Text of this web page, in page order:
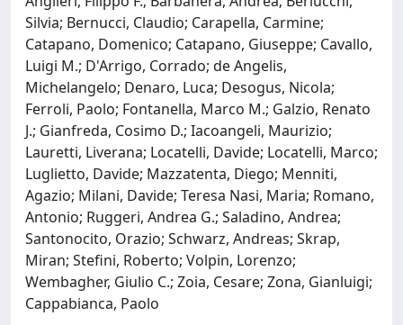
Silvia; Bernucci, Claudio; Carapella, Carmine;
Catapano, Domenico; Catapano, Giuseppe; Cavallo,
Luigi M.; D'Arrigo, Corrado; de Angelis,
Michelangelo; Denaro, Luca; Desogus, Nicola;
Ferroli, Paolo; Fontanella, Marco M.; Galzio, Renato
J.; Gianfreda, Cosimo D.; Iacoangeli, Maurizio;
Lauretti, Liverana; Locatelli, Davide; Locatelli, Marco;
Luglietto, Davide; Mazzatenta, Diego; Menniti,
Agazio; Milani, Davide; Teresa Nasi, Maria; Romano,
Antonio; Ruggeri, Andrea G.; Saladino, Andrea;
Santonocito, Orazio; Schwarz, Andreas; Skrap,
Miran; Stefini, Roberto; Volpin, Lorenzo;
Wembagher, Giulio C.; Zoia, Cesare; Zona, Gianluigi;
Cappabianca, Paolo